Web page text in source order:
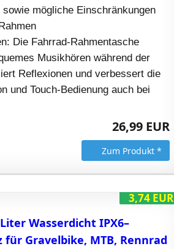
mögliche Einschränkungen
Die Fahrrad-Rahmentasche
Musikhören während der
Reflexionen und verbessert die
und Touch-Bedienung auch bei
26,99 EUR
Zum Produkt *
3,74 EUR
Wasserdicht IPX6–
Gravelbike, MTB, Rennrad